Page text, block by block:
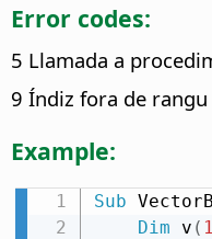
Error codes:
5 Llamada a
9 Índiz fora de rangu
Example:
Sub
Dim v (